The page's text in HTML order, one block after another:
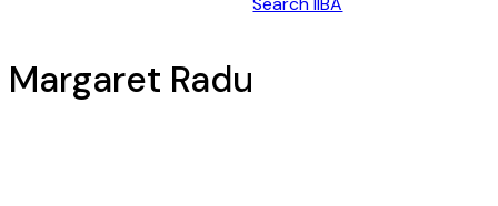
Margaret Radu